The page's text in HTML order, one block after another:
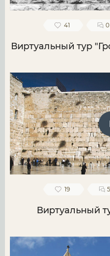
41 0
Виртуальный тур
19 5
Виртуальный